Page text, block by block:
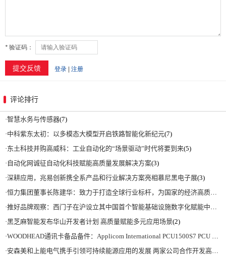
评论排行
·智慧水务与传感器(7)
·中科紫东太初：以多模态大模型开启铁路智能化新纪元(7)
·东土科技并购高威科：工业自动化的“场景驱动”时代将要到来(5)
· 自动化网诚征自动化科技赋能高质量发展解决方案(3)
·深耕应用，兆易创新携全系产品和行业解决方案亮相慕尼黑电子展(3)
·恒力集团董事长陈建华：致力于打造全球行业标杆，为国家的经济高质量发展贡献更大力量|上海电气集团党委书记、董事长吴磊来访
·推好品牌观察：西门子在沪设立其中国首个智能基础设施数字化赋能中心
·黑芝麻智能发布华山开发者计划 高质量赋能多元应用场景(2)
·WOODHEAD通讯卡备品备件：Applicom International PCU1500S7 PCU 1500 S7 V4.5.0
·安森美和上能电气携手引领可持续能源应用的发展 两家公司合作开发高性能储能和太阳能组串式逆变器方案 以实现可持续的未来